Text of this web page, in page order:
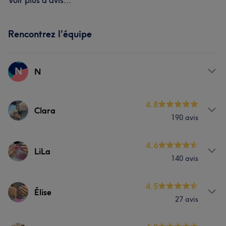
Rencontrez l'équipe
N N
Prestations
Clara
4.8
190 avis
Prestations
Portfolio
LiLa
4.6
140 avis
Prestations
Élise
4.5
27 avis